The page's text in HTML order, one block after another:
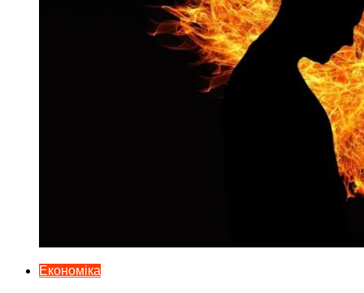
Економіка